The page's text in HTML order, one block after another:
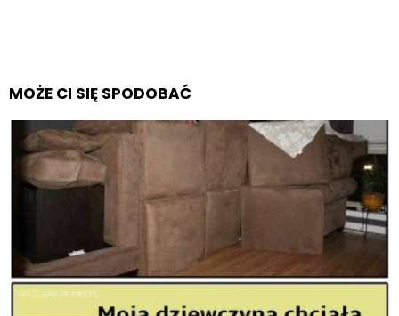
MOŻE CI SIĘ SPODOBAĆ